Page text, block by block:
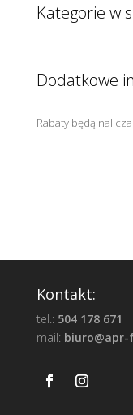
Kategorie w
Dodatkowe
Rabaty będą
Kontakt:
tel.: 504 178 671
mail: